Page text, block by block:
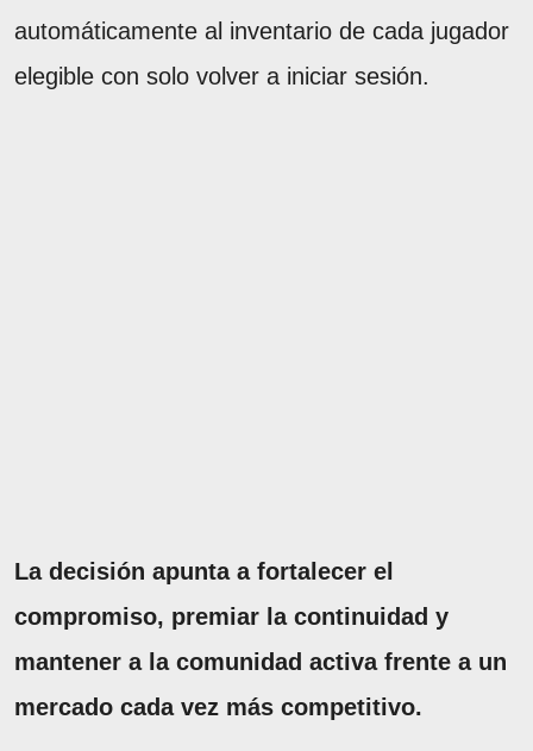
automáticamente al inventario de cada jugador
elegible con solo volver a iniciar sesión.
La decisión apunta a fortalecer el
compromiso, premiar la continuidad y
mantener a la comunidad activa frente a un
mercado cada vez más competitivo.